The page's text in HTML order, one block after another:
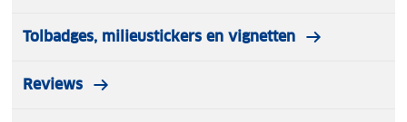
Tolbadges, milieustickers en vignetten
Reviews